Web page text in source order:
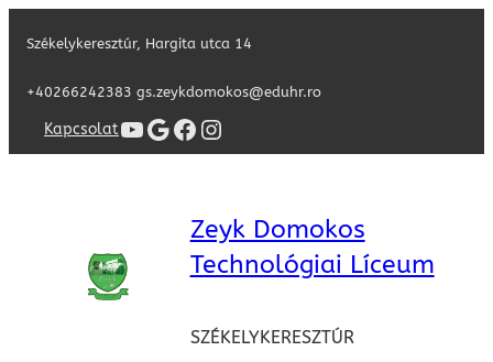
Székelykeresztúr, Hargita utca 14
+40266242383 gs.zeykdomokos@eduhr.ro
KapcsolatYouTube
Google
Facebook
Instagram
Zeyk Domokos
Technológiai Líceum
SZÉKELYKERESZTÚR